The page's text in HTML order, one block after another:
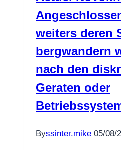
Road
gokkast
spelen
voor
geld
Bedragen
weiters deren
bergwandern
nach den
Geraten oder
Byssinter.mike 05/08/